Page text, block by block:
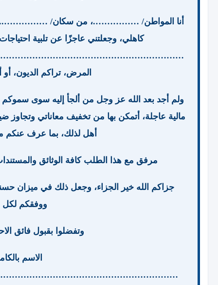
أنا المواطن/ …………….، من سكان/ ……………..،
كاهلي، وجعلتني عاجزًا عن تلبية
المرض، تراكم الديون،
ولم أجد بعد الله عز وجل من ألجأ إليه سوى
مالية عاجلة، أتمكن بها من تخفيف معاناتي وتجاوز
أهل لذلك، بما عرف عنكم
مرفق مع هذا الطلب كافة الوثائق
جزاكم الله خير الجزاء، وجعل ذلك في ميزان
ووفقكم لكل
وتفضلوا بقبول فائق
الاسم